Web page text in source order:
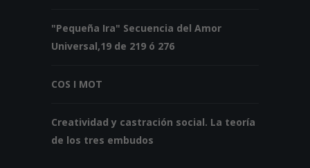
"Pequeña Ira" Secuencia del Amor
Universal,19 de 219 ó 276
COS I MOT
Creatividad y castración social. La teoría
de los tres embudos